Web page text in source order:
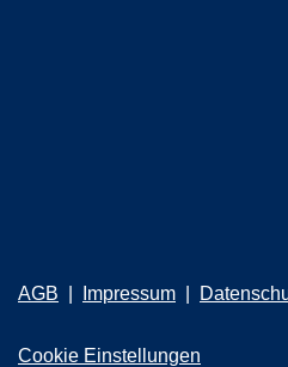
AGB Impressum
Cookie Einstellungen